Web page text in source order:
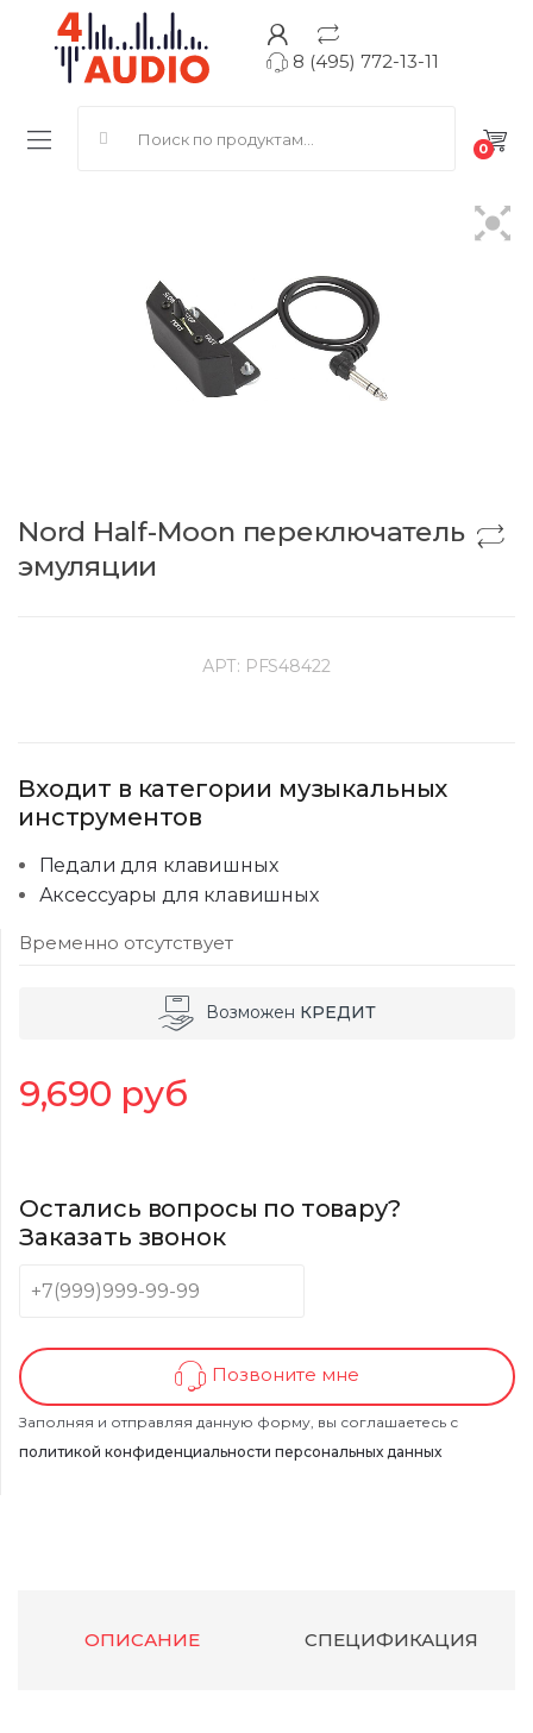
8 (495) 772-13-11
0
Nord Half-Moon переключатель
эмуляции
АРТ: PFS48422
Входит в категории музыкальных
инструментов
Педали для клавишных
Аксессуары для клавишных
Временно отсутствует
Возможен КРЕДИТ
9,690 руб
Остались вопросы по товару?
Заказать звонок
Позвоните мне
Заполняя и отправляя данную форму, вы соглашаетесь с
политикой конфиденциальности персональных данных
ОПИСАНИЕ СПЕЦИФИКАЦИЯ